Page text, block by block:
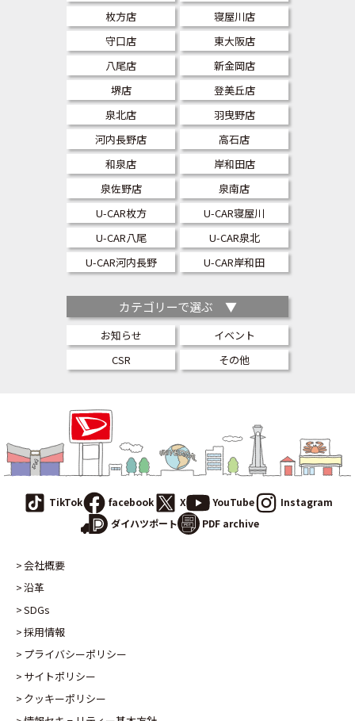
枚方店
寝屋川店
守口店
東大阪店
八尾店
新金岡店
堺店
登美丘店
泉北店
羽曳野店
河内長野店
高石店
和泉店
岸和田店
泉佐野店
泉南店
U-CAR枚方
U-CAR寝屋川
U-CAR八尾
U-CAR泉北
U-CAR河内長野
U-CAR岸和田
カテゴリーで選ぶ ▼
お知らせ
イベント
CSR
その他
TikTok facebook X YouTube
Instagram
ダイハツポート
PDF archive
会社概要
沿革
SDGs
採用情報
プライバシーポリシー
サイトポリシー
クッキーポリシー